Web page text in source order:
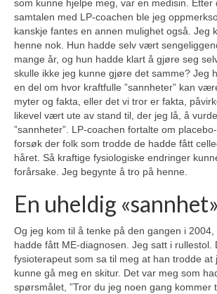
som kunne hjelpe meg, var en medisin. Etter
samtalen med LP-coachen ble jeg
kanskje fantes en annen mulighet også. Jeg
henne nok. Hun hadde selv vært
mange år, og hun hadde klart å gjøre seg
skulle ikke jeg kunne gjøre det samme? Jeg
en del om hvor kraftfulle ”sannheter” kan
myter og fakta, eller det vi tror er fakta,
likevel vært ute av stand til, der jeg lå, å
”sannheter”. LP-coachen fortalte om
forsøk der folk som trodde de hadde fått
håret. Så kraftige fysiologiske endringer
forårsake. Jeg begynte å tro på henne.
En uheldig «sannhet»
Og jeg kom til å tenke på den gangen i
hadde fått ME-diagnosen. Jeg satt i rullestol.
fysioterapeut som sa til meg at han trodde at
kunne gå meg en skitur. Det var meg som
spørsmålet, ”Tror du jeg noen gang kommer